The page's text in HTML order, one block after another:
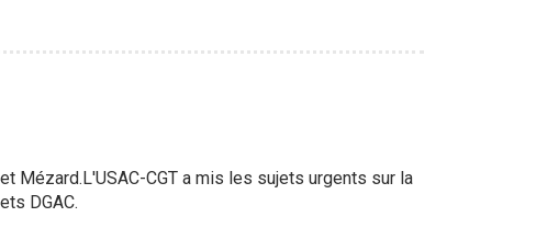
Mézard.L'USAC-CGT a mis les sujets urgents sur la
DGAC.